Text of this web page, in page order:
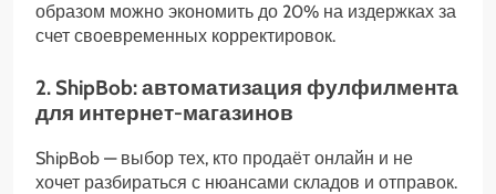
образом можно экономить до 20% на издержках за
счет своевременных корректировок.
2. ShipBob: автоматизация фулфилмента
для интернет-магазинов
ShipBob — выбор тех, кто продаёт онлайн и не
хочет разбираться с нюансами складов и отправок.